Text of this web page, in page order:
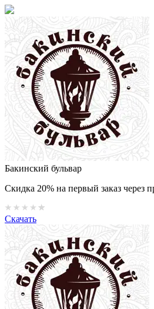
Бакинский бульвар
Скидка 20% на первый заказ через
Скачать